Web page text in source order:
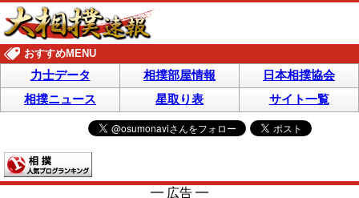
おすすめMENU
力士データ 相撲部屋情報
日本相撲協会
相撲ニュース
星取り表 サイト一覧
━ 広告 ━